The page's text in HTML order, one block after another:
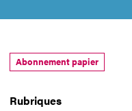
Rubriques
Abonnement papier